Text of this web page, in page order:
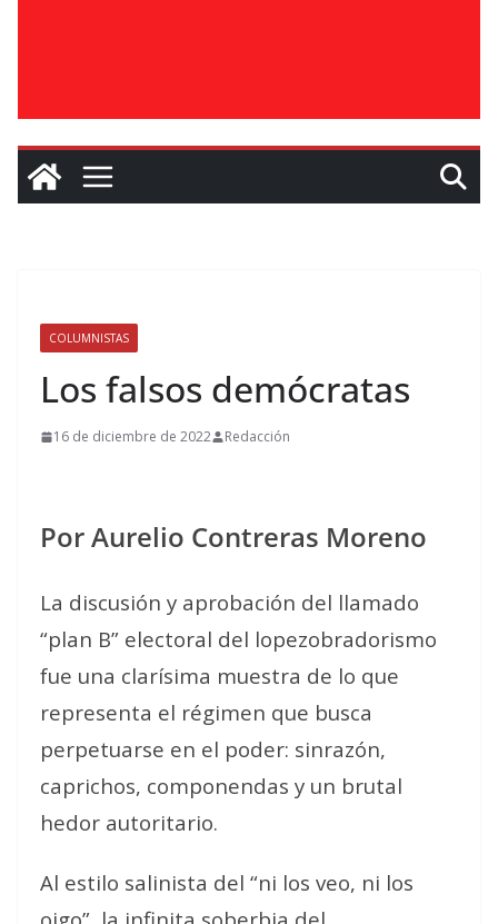
COLUMNISTAS
Los falsos demócratas
16 de diciembre de 2022 Redacción
Por Aurelio Contreras Moreno
La discusión y aprobación del llamado
“plan B” electoral del lopezobradorismo
fue una clarísima muestra de lo que
representa el régimen que busca
perpetuarse en el poder: sinrazón,
caprichos, componendas y un brutal
hedor autoritario.
Al estilo salinista del “ni los veo, ni los